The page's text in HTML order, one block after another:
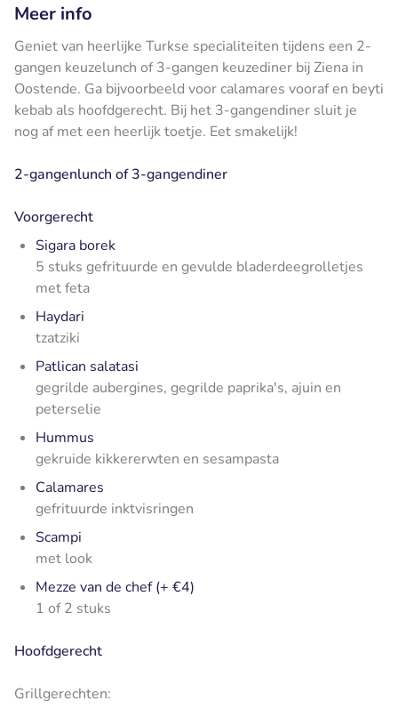
Meer info
Geniet van heerlijke Turkse specialiteiten tijdens een 2-
gangen keuzelunch of 3-gangen keuzediner bij Ziena in
Oostende. Ga bijvoorbeeld voor calamares vooraf en beyti
kebab als hoofdgerecht. Bij het 3-gangendiner sluit je
nog af met een heerlijk toetje. Eet smakelijk!
2-gangenlunch of 3-gangendiner
Voorgerecht
Sigara borek
5 stuks gefrituurde en gevulde bladerdeegrolletjes
met feta
Haydari
tzatziki
Patlican salatasi
gegrilde aubergines, gegrilde paprika's, ajuin en
peterselie
Hummus
gekruide kikkererwten en sesampasta
Calamares
gefrituurde inktvisringen
Scampi
met look
Mezze van de chef (+ €4)
1 of 2 stuks
Hoofdgerecht
Grillgerechten: